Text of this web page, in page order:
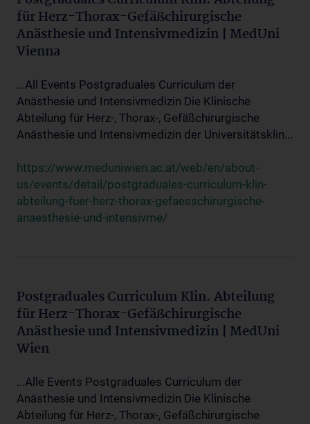
für Herz-Thorax-Gefäßchirurgische
Anästhesie und Intensivmedizin | MedUni
Vienna
...All Events Postgraduales Curriculum der
Anästhesie und Intensivmedizin Die Klinische
Abteilung für Herz-, Thorax-, Gefäßchirurgische
Anästhesie und Intensivmedizin der Universitätsklin...
https://www.meduniwien.ac.at/web/en/about-
us/events/detail/postgraduales-curriculum-klin-
abteilung-fuer-herz-thorax-gefaesschirurgische-
anaesthesie-und-intensivme/
Postgraduales Curriculum Klin. Abteilung
für Herz-Thorax-Gefäßchirurgische
Anästhesie und Intensivmedizin | MedUni
Wien
...Alle Events Postgraduales Curriculum der
Anästhesie und Intensivmedizin Die Klinische
Abteilung für Herz-, Thorax-, Gefäßchirurgische